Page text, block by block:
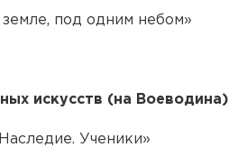
под одним небом»
искусств (на Воеводина)
Ученики»